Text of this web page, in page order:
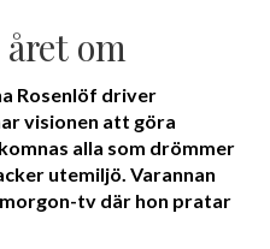
om
Rosenlöf driver
visionen att göra
alla som drömmer
utemiljö. Varannan
morgon-tv där hon pratar